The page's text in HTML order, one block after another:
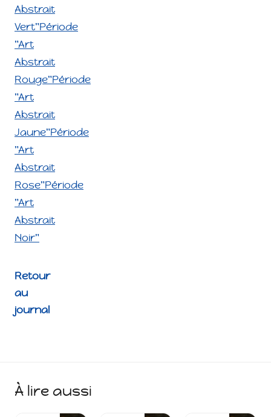
Abstrait
Vert"Période
"Art
Abstrait
Rouge"Période
"Art
Abstrait
Jaune"Période
"Art
Abstrait
Rose"Période
"Art
Abstrait
Noir"
Retour
au
journal
À lire aussi